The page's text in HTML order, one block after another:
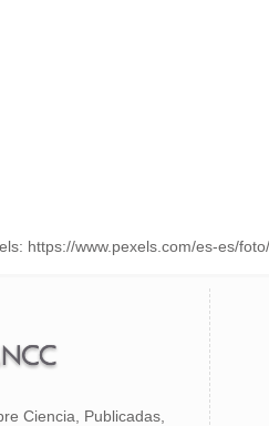
https://www.pexels.com/es-es/
Ciencia, Publicadas,